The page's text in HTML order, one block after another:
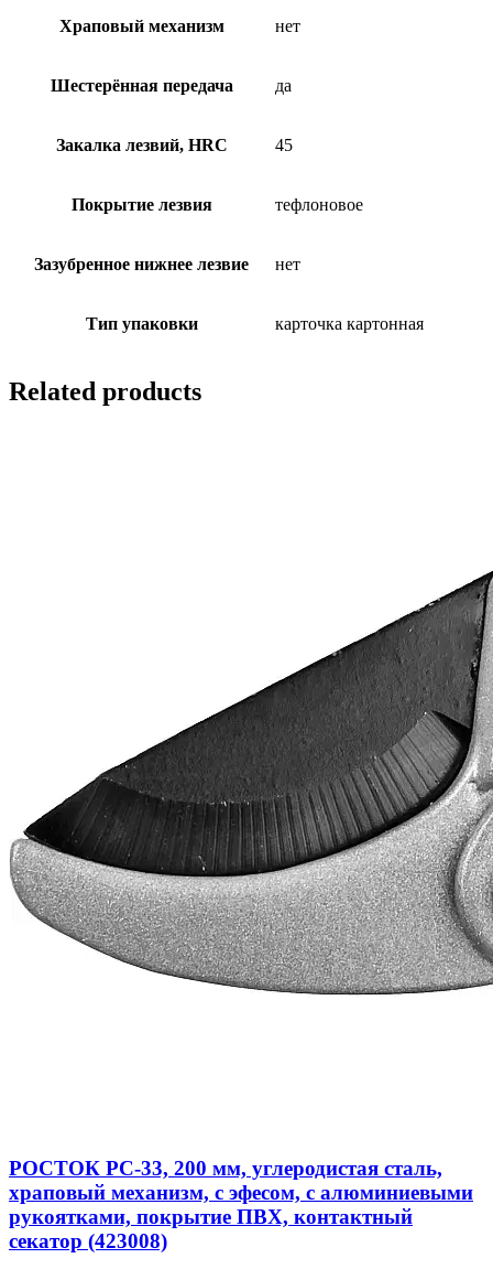
Храповый механизм нет
Шестерённая передача да
Закалка лезвий, HRC 45
Покрытие лезвия тефлоновое
Зазубренное нижнее лезвие нет
Тип упаковки карточка картонная
Related products
РОСТОК PC-33, 200 мм, углеродистая сталь,
храповый механизм, с эфесом, с алюминиевыми
рукоятками, покрытие ПВХ, контактный
секатор (423008)